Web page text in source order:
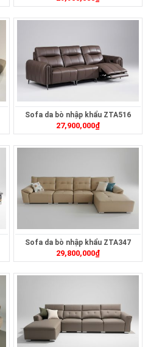
Sofa da bò nhập khẩu ZTA516
27,900,000₫
Sofa da bò nhập khẩu ZTA347
29,800,000₫